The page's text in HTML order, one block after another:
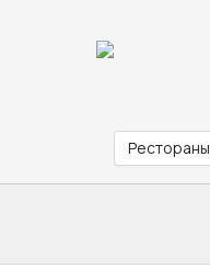
Рестораны